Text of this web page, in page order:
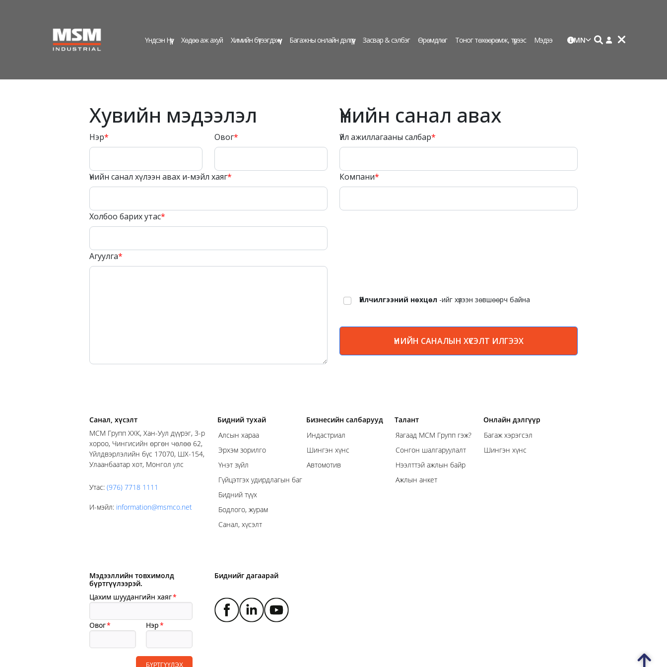
Үндсэн Нүүр Хөдөө аж ахуй Химийн бүтээгдэхүүн Багажны онлайн дэлгүүр Засвар & сэлбэг Өрөмдлөг Тоног төхөөрөмж, түрээс Мэдээ MN
Хувийн мэдээлэл
Нэр* Овог*
Үнийн санал хүлээн авах и-мэйл хаяг*
Холбоо барих утас*
Агуулга*
Үнийн санал авах
Үйл ажиллагааны салбар*
Компани*
Үйлчилгээний нөхцөл -ийг хүлээн зөвшөөрч байна
ҮНИЙН САНАЛЫН ХҮСЭЛТ ИЛГЭЭХ
Санал, хүсэлт
MСM Групп ХХК, Хан-Уул дүүрэг, 3-р
хороо, Чингисийн өргөн чөлөө 62,
Үйлдвэрлэлийн бүс 17070, ШХ-154,
Улаанбаатар хот, Монгол улс
Утас: (976) 7718 1111
И-мэйл: information@msmco.net
Бидний тухай
Алсын хараа
Эрхэм зорилго
Үнэт зүйл
Гүйцэтгэх удирдлагын баг
Бидний түүх
Бодлого, журам
Санал, хүсэлт
Бизнесийн салбарууд
Индастриал
Шингэн хүнс
Автомотив
Талант
Яагаад МСМ Групп гэж?
Сонгон шалгаруулалт
Нээлттэй ажлын байр
Ажлын анкет
Онлайн дэлгүүр
Багаж хэрэгсэл
Шингэн хүнс
Мэдээллийн товхимолд
бүртгүүлээрэй.
Биднийг дагаарай